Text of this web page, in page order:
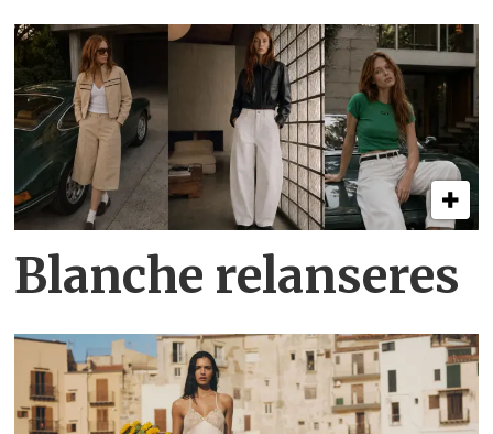
Blanche relanseres